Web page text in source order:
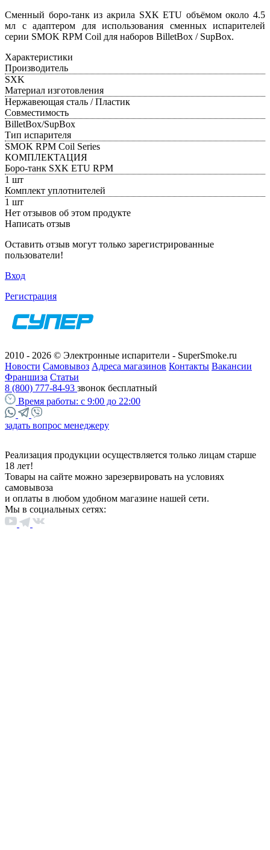
Сменный боро-танк из акрила SXK ETU объёмом около 4.5
мл с адаптером для использования сменных испарителей
серии SMOK RPM Coil для наборов BilletBox / SupBox.
Характеристики
Производитель
SXK
Материал изготовления
Нержавеющая сталь / Пластик
Совместимость
BilletBox/SupBox
Тип испарителя
SMOK RPM Coil Series
КОМПЛЕКТАЦИЯ
Боро-танк SXK ETU RPM
1 шт
Комплект уплотнителей
1 шт
Нет отзывов об этом продукте
Написать отзыв
Оставить отзыв могут только зарегистрированные
пользователи!
Вход
Регистрация
2010 - 2026 © Электронные испарители - SuperSmoke.ru
Новости Самовывоз Адреса магазинов Контакты Вакансии
Франшиза Статьи
8 (800) 777-84-93 звонок бесплатный
Время работы: с 9:00 до 22:00
задать вопрос менеджеру
Реализация продукции осуществляется только лицам старше
18 лет!
Товары на сайте можно зарезервировать на условиях
самовывоза
и оплаты в любом удобном магазине нашей сети.
Мы в социальных сетях: